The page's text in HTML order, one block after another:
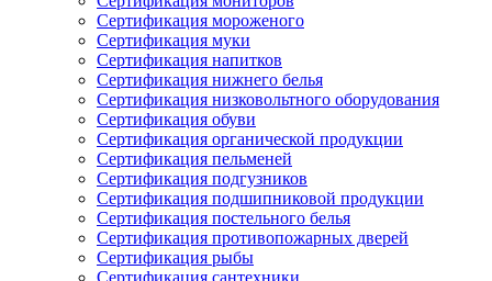
Сертификация мороженого
Сертификация муки
Сертификация напитков
Сертификация нижнего белья
Сертификация низковольтного оборудования
Сертификация обуви
Сертификация органической продукции
Сертификация пельменей
Сертификация подгузников
Сертификация подшипниковой продукции
Сертификация постельного белья
Сертификация противопожарных дверей
Сертификация рыбы
Сертификация сантехники